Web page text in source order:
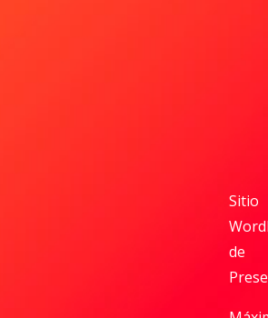
Sitio
de